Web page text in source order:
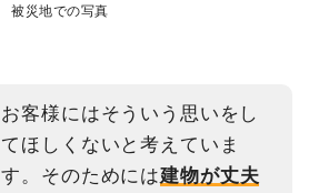
被災地での写真
お客様にはそういう思いをし
てほしくないと考えていま
す。そのためには建物が丈夫